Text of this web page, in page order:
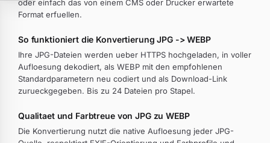
oder einfach das von einem CMS oder Drucker erwartete
Format erfuellen.
So funktioniert die Konvertierung JPG -> WEBP
Ihre JPG-Dateien werden ueber HTTPS hochgeladen, in voller
Aufloesung dekodiert, als WEBP mit den empfohlenen
Standardparametern neu codiert und als Download-Link
zurueckgegeben. Bis zu 24 Dateien pro Stapel.
Qualitaet und Farbtreue von JPG zu WEBP
Die Konvertierung nutzt die native Aufloesung jeder JPG-